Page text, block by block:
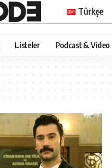
Türkçe
Listeler Podcast & Video